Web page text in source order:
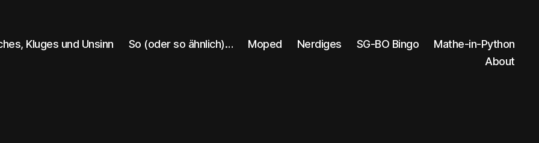
Kluges und Unsinn So (oder so ähnlich)… Moped Nerdiges SG-BO Bingo
Mathe-in-Python
About